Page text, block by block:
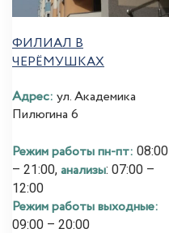
ФИЛИАЛ В
ЧЕРЁМУШКАХ
Адрес: ул. Академика
Пилюгина 6
Режим работы пн-пт: 08:00
– 21:00, анализы: 07:00 –
12:00
Режим работы выходные:
09:00 – 20:00